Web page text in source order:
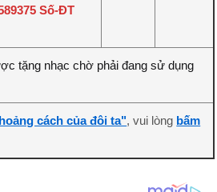
Số-ĐT
tặng nhạc chờ phải đang sử dụng
cách của đôi ta", vui lòng bấm